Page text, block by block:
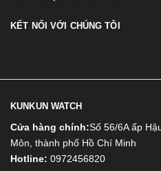
KẾT NỐI VỚI CHÚNG TÔI
KUNKUN WATCH
Cửa hàng chính:Số 56/6A ấp
Môn, thành phố Hồ Chí Minh
Hotline: 0972456820